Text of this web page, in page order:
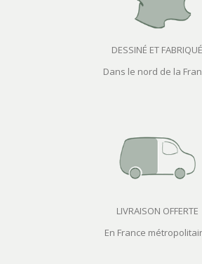
DESSINÉ ET FABRIQUÉ
Dans le nord de la
LIVRAISON OFFERTE
En France